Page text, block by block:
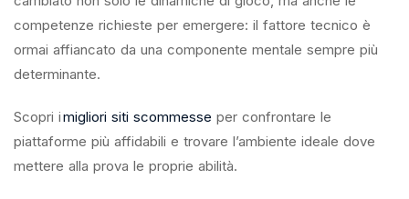
competenze richieste per emergere: il fattore tecnico è
ormai affiancato da una componente mentale sempre più
determinante.
Scopri imigliori siti scommesse per confrontare le
piattaforme più affidabili e trovare l’ambiente ideale dove
mettere alla prova le proprie abilità.